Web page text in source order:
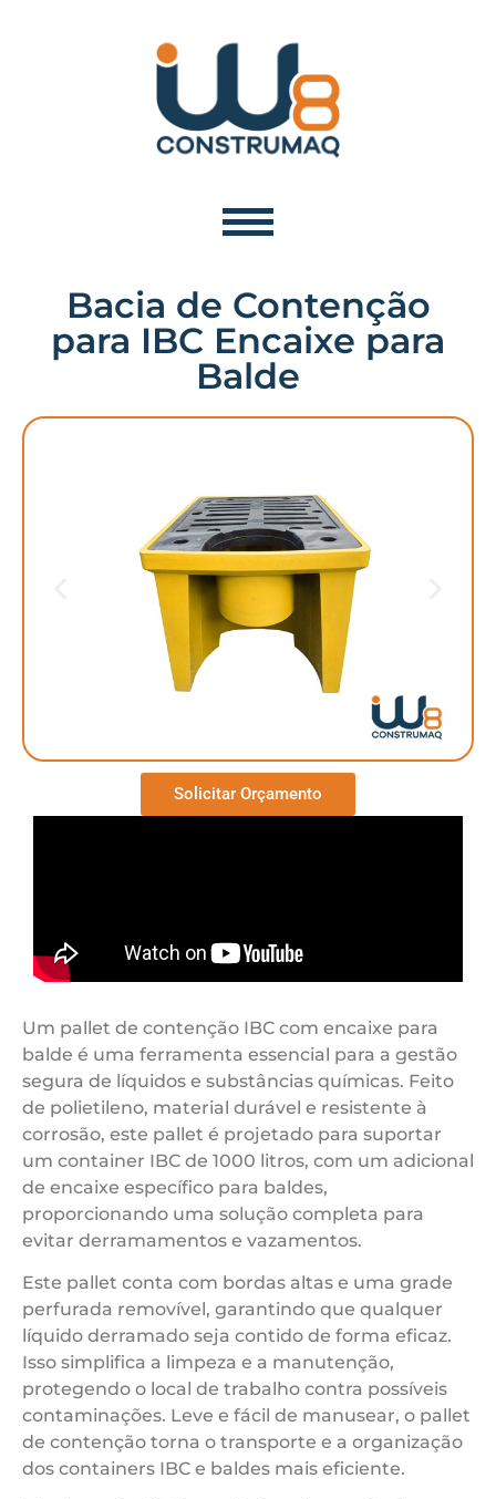
Bacia de Contenção
para IBC Encaixe para
Balde
Solicitar Orçamento
Um pallet de contenção IBC com encaixe para
balde é uma ferramenta essencial para a gestão
segura de líquidos e substâncias químicas. Feito
de polietileno, material durável e resistente à
corrosão, este pallet é projetado para suportar
um container IBC de 1000 litros, com um adicional
de encaixe específico para baldes,
proporcionando uma solução completa para
evitar derramamentos e vazamentos.
Este pallet conta com bordas altas e uma grade
perfurada removível, garantindo que qualquer
líquido derramado seja contido de forma eficaz.
Isso simplifica a limpeza e a manutenção,
protegendo o local de trabalho contra possíveis
contaminações. Leve e fácil de manusear, o pallet
de contenção torna o transporte e a organização
dos containers IBC e baldes mais eficiente.